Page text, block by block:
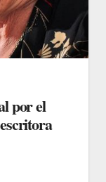
por el